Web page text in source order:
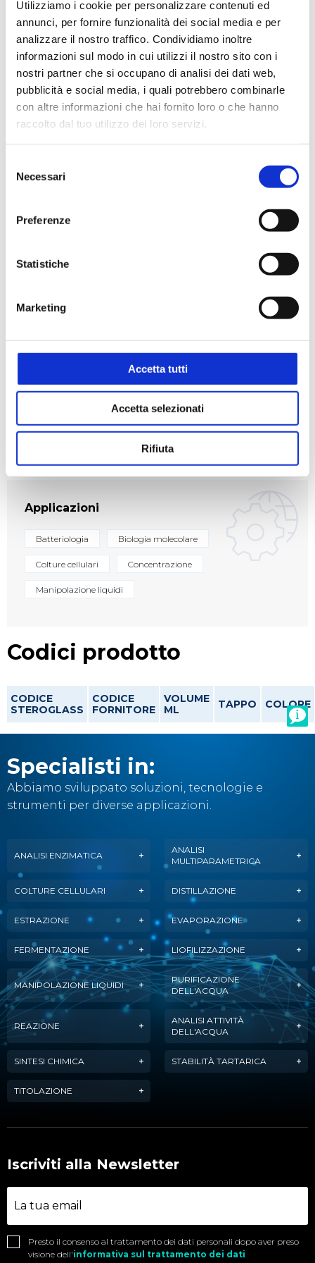
Utilizziamo i cookie per personalizzare contenuti ed
annunci, per fornire funzionalità dei social media e per
analizzare il nostro traffico. Condividiamo inoltre
informazioni sul modo in cui utilizzi il nostro sito con i
nostri partner che si occupano di analisi dei dati web,
pubblicità e social media, i quali potrebbero combinarle
con altre informazioni che hai fornito loro o che hanno
raccolto dal tuo utilizzo dei loro servizi.
delNecessari
Preferenze
Statistiche
Marketing
Accetta tutti
Accetta selezionati
Rifiuta
- provette di eccellente qualità per
microcentrifughe con tappo piatto ottico
(trasparente)
- area scrivibile sul tappo e sul lato della provetta
- graduazioni: 0.1, 0.5, 1.0 e 1.5 ml
che le proteine, persino per piccole quantità, si
queste provette possono essere svolte tutte le
(r. 011206)
Ambientale
Biologico e diagnostico
Applicazioni
Batteriologia Biologia molecolare
Colture cellulari Concentrazione
Manipolazione liquidi
Codici prodotto
CODICE
STEROGLASS
CODICE
FORNITORE
VOLUME
ML
TAPPO COLORE
Specialisti in:
Abbiamo sviluppato soluzioni, tecnologie e
strumenti per diverse applicazioni.
ANALISI ENZIMATICA
ANALISI
MULTIPARAMETRICA
COLTURE CELLULARI DISTILLAZIONE
ESTRAZIONE EVAPORAZIONE
FERMENTAZIONE LIOFILIZZAZIONE
MANIPOLAZIONE LIQUIDI
PURIFICAZIONE
DELL'ACQUA
REAZIONE
ANALISI ATTIVITÀ
DELL'ACQUA
SINTESI CHIMICA STABILITÀ TARTARICA
TITOLAZIONE
Iscriviti alla Newsletter
Presto il consenso al trattamento dei dati personali dopo aver preso
visione dell'informativa sul trattamento dei dati